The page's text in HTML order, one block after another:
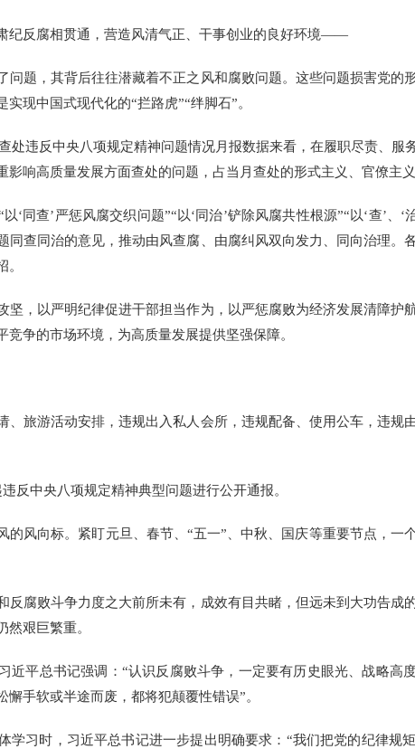
反腐相贯通，营造风清气正、干事创业的良好环境——
题，其背后往往潜藏着不正之风和腐败问题。这些问题损害党的
现中国式现代化的“拦路虎”“绊脚石”。
违反中央八项规定精神问题情况月报数据来看，在履职尽责、服
响高质量发展方面查处的问题，占当月查处的形式主义、官僚主义
查’严惩风腐交织问题”“以‘同治’铲除风腐共性根源”“以‘查’、‘
同查同治的意见，推动由风查腐、由腐纠风双向发力、同向治理。
，以严明纪律促进干部担当作为，以严惩腐败为经济发展清障护
争的市场环境，为高质量发展提供坚强保障。
旅游活动安排，违规出入私人会所，违规配备、使用公车，违规
中央八项规定精神典型问题进行公开通报。
风向标。紧盯元旦、春节、“五一”、中秋、国庆等重要节点，一
腐败斗争力度之大前所未有，成效有目共睹，但远未到大功告成
艰巨繁重。
平总书记强调：“认识反腐败斗争，一定要有历史眼光、战略高
手软或半途而废，都将犯颠覆性错误”。
习时，习近平总书记进一步提出明确要求：“我们把党的纪律规